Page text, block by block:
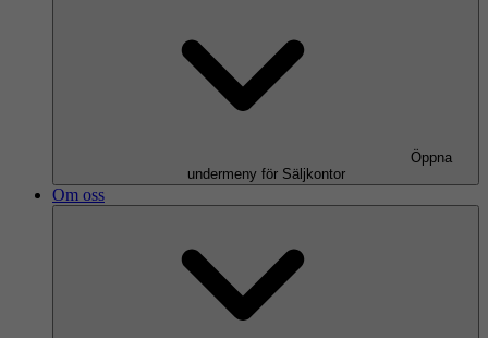
Öppna
undermeny för Säljkontor
Om oss